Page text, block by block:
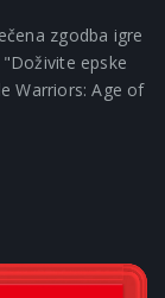
zgodba igre
epske
Warriors: Age of